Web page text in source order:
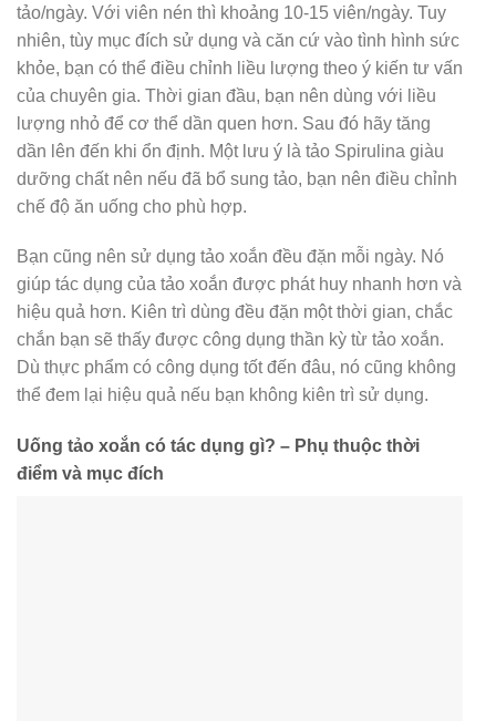
tảo/ngày. Với viên nén thì khoảng 10-15 viên/ngày. Tuy
nhiên, tùy mục đích sử dụng và căn cứ vào tình hình sức
khỏe, bạn có thể điều chỉnh liều lượng theo ý kiến tư vấn
của chuyên gia. Thời gian đầu, bạn nên dùng với liều
lượng nhỏ để cơ thể dần quen hơn. Sau đó hãy tăng
dần lên đến khi ổn định. Một lưu ý là tảo Spirulina giàu
dưỡng chất nên nếu đã bổ sung tảo, bạn nên điều chỉnh
chế độ ăn uống cho phù hợp.
Bạn cũng nên sử dụng tảo xoắn đều đặn mỗi ngày. Nó
giúp tác dụng của tảo xoắn được phát huy nhanh hơn và
hiệu quả hơn. Kiên trì dùng đều đặn một thời gian, chắc
chắn bạn sẽ thấy được công dụng thần kỳ từ tảo xoắn.
Dù thực phẩm có công dụng tốt đến đâu, nó cũng không
thể đem lại hiệu quả nếu bạn không kiên trì sử dụng.
Uống tảo xoắn có tác dụng gì? – Phụ thuộc thời
điểm và mục đích